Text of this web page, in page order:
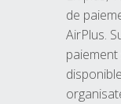
de
AirPlus.